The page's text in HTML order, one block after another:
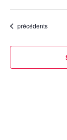
Évènements
précédents